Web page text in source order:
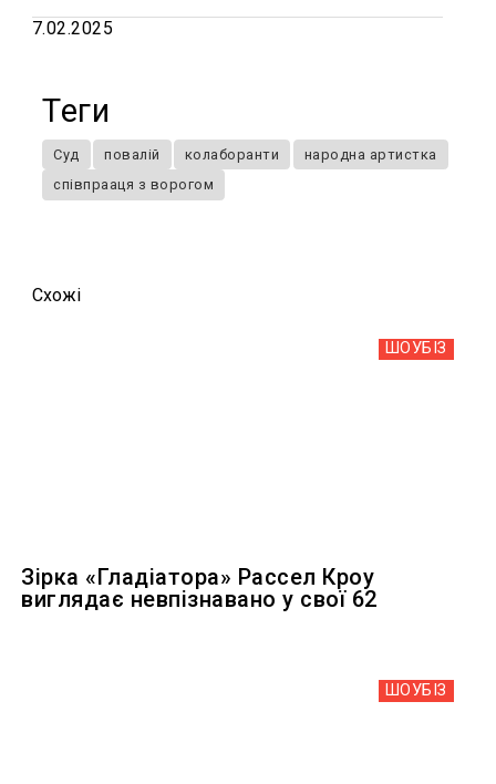
7.02.2025
Теги
Суд повалій колаборанти
народна артистка
співпрааця з ворогом
Схожi
ШОУБIЗ
Зірка «Гладіатора» Рассел Кроу
виглядає невпізнавано у свої 62
ШОУБIЗ